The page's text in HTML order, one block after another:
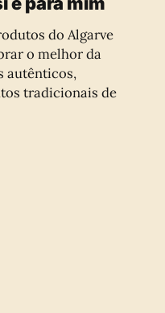
do Algarve
o melhor da
autênticos,
tradicionais de